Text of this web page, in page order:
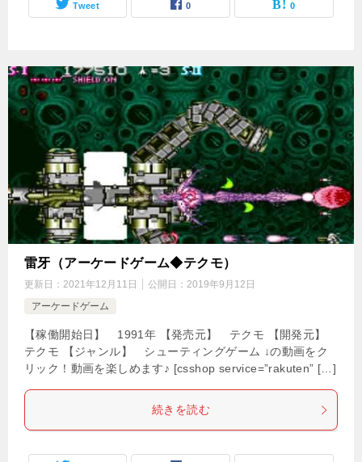
Tweet 0 0
雷牙（アーケードゲーム◆テクモ）
更新日： 2021年12月11日 公開日： 2019年9月12日
アーケードゲーム
【稼働開始日】 1991年 【発売元】 テクモ 【開発元】
テクモ 【ジャンル】 シューティングゲーム ↓の動画をク
リック！動画を楽しめます♪ [csshop service=”rakuten” […]
続きを読む